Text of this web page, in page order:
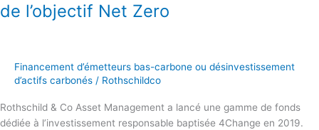
de l’objectif Net Zero
Financement d’émetteurs bas-carbone ou désinvestissement
d’actifs carbonés / Rothschildco
Rothschild & Co Asset Management a lancé une gamme de fonds
dédiée à l’investissement responsable baptisée 4Change en 2019.